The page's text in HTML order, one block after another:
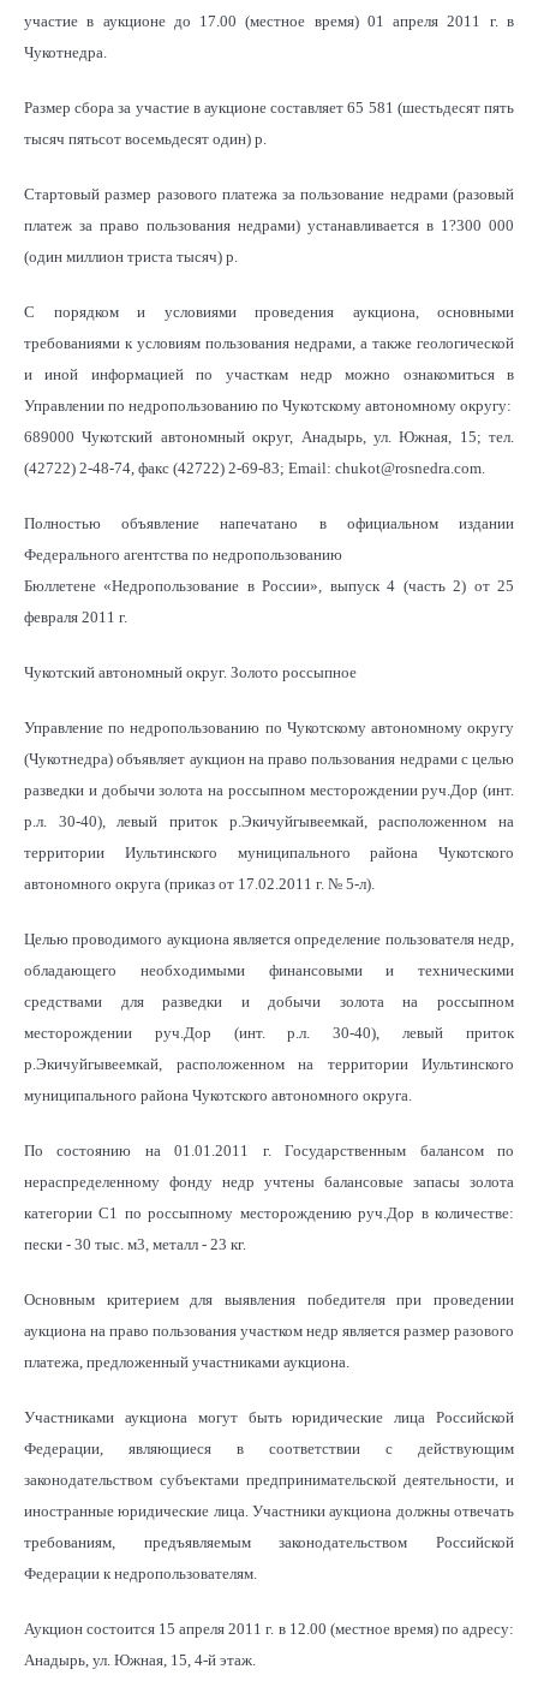
участие в аукционе до 17.00 (местное время) 01 апреля 2011 г. в
Чукотнедра.
Размер сбора за участие в аукционе составляет 65 581 (шестьдесят пять
тысяч пятьсот восемьдесят один) р.
Стартовый размер разового платежа за пользование недрами (разовый
платеж за право пользования недрами) устанавливается в 1?300 000
(один миллион триста тысяч) р.
С порядком и условиями проведения аукциона, основными
требованиями к условиям пользования недрами, а также геологической
и иной информацией по участкам недр можно ознакомиться в
Управлении по недропользованию по Чукотскому автономному округу:
689000 Чукотский автономный округ, Анадырь, ул. Южная, 15; тел.
(42722) 2-48-74, факс (42722) 2-69-83; Email: chukot@rosnedra.com.
Полностью объявление напечатано в официальном издании
Федерального агентства по недропользованию
Бюллетене «Недропользование в России», выпуск 4 (часть 2) от 25
февраля 2011 г.
Чукотский автономный округ. Золото россыпное
Управление по недропользованию по Чукотскому автономному округу
(Чукотнедра) объявляет аукцион на право пользования недрами с целью
разведки и добычи золота на россыпном месторождении руч.Дор (инт.
р.л. 30-40), левый приток р.Экичуйгывеемкай, расположенном на
территории Иультинского муниципального района Чукотского
автономного округа (приказ от 17.02.2011 г. № 5-л).
Целью проводимого аукциона является определение пользователя недр,
обладающего необходимыми финансовыми и техническими
средствами для разведки и добычи золота на россыпном
месторождении руч.Дор (инт. р.л. 30-40), левый приток
р.Экичуйгывеемкай, расположенном на территории Иультинского
муниципального района Чукотского автономного округа.
По состоянию на 01.01.2011 г. Государственным балансом по
нераспределенному фонду недр учтены балансовые запасы золота
категории С1 по россыпному месторождению руч.Дор в количестве:
пески - 30 тыс. м3, металл - 23 кг.
Основным критерием для выявления победителя при проведении
аукциона на право пользования участком недр является размер разового
платежа, предложенный участниками аукциона.
Участниками аукциона могут быть юридические лица Российской
Федерации, являющиеся в соответствии с действующим
законодательством субъектами предпринимательской деятельности, и
иностранные юридические лица. Участники аукциона должны отвечать
требованиям, предъявляемым законодательством Российской
Федерации к недропользователям.
Аукцион состоится 15 апреля 2011 г. в 12.00 (местное время) по адресу:
Анадырь, ул. Южная, 15, 4-й этаж.